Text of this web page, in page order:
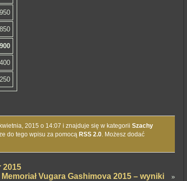
2015 o 14:07 i znajduje się w kategorii Szachy
do tego wpisu za pomocą RSS 2.0 . Możesz dodać
2015
Memoriał Vugara Gashimova 2015 – wyniki
»